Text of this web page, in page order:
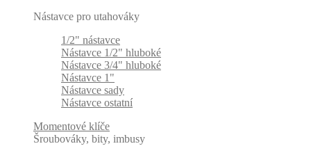
Nástavce pro utahováky
1/2" nástavce
Nástavce 1/2" hluboké
Nástavce 3/4" hluboké
Nástavce 1"
Nástavce sady
Nástavce ostatní
Momentové klíče
Šroubováky, bity, imbusy